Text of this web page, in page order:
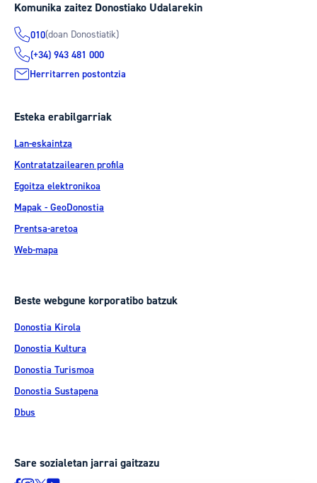
Komunika zaitez Donostiako Udalarekin
010(doan Donostiatik)
(+34) 943 481 000
Herritarren postontzia
Esteka erabilgarriak
Lan-eskaintza
Kontratatzailearen profila
Egoitza elektronikoa
Mapak - GeoDonostia
Prentsa-aretoa
Web-mapa
Beste webgune korporatibo batzuk
Donostia Kirola
Donostia Kultura
Donostia Turismoa
Donostia Sustapena
Dbus
Sare sozialetan jarrai gaitzazu